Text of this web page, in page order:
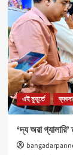
রথযাত্রা
মহোৎসব
উদযাপন
এই মুহূর্তে
‘দ্য অরা